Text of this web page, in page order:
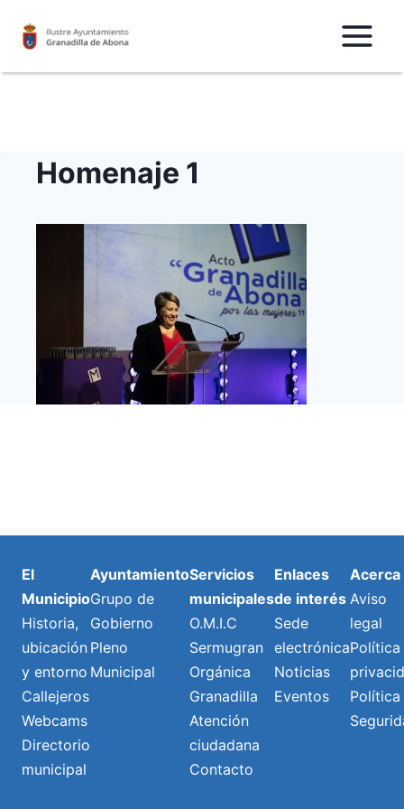
Homenaje 1
El
Municipio
Historia,
ubicación
y entorno
Callejeros
Webcams
Directorio
municipal
Ayuntamiento
Grupo de
Gobierno
Pleno
Municipal
Servicios
municipales
O.M.I.C
Sermugran
Orgánica
Granadilla
Atención
ciudadana
Contacto
Enlaces
de interés
Sede
electrónica
Noticias
Eventos
Acerca
Aviso
legal
Política
Política